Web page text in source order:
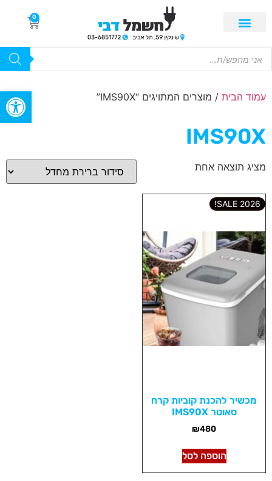
פתח
0
עמוד הבית / מוצרים המתויגים “IMS90X”
IMS90X
מציג תוצאה אחת
2026 SALE!
מכשיר להכנת קוביות קרח
סאוטר IMS90X
₪480
הוספה לסל